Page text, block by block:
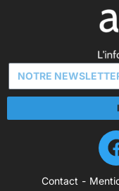
Contact -